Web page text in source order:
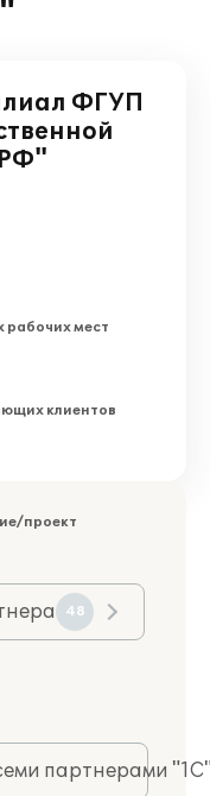
ФГУП
рабочих мест
клиентов
проект
48
партнерами